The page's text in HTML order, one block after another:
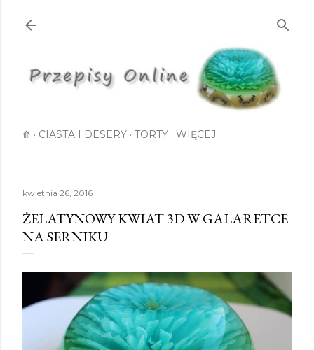
⟰ CIASTA I DESERY TORTY WIĘCEJ…
kwietnia 26, 2016
ŻELATYNOWY KWIAT 3D W GALARETCE
NA SERNIKU